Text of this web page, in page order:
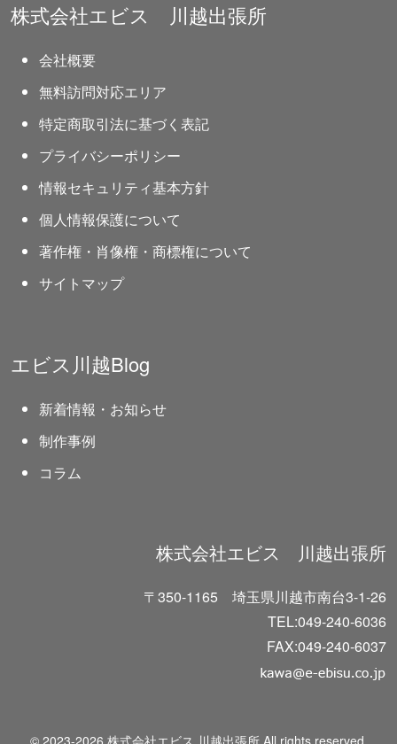
株式会社エビス 川越出張所
会社概要
無料訪問対応エリア
特定商取引法に基づく表記
プライバシーポリシー
情報セキュリティ基本方針
個人情報保護について
著作権・肖像権・商標権について
サイトマップ
エビス川越Blog
新着情報・お知らせ
制作事例
コラム
株式会社エビス 川越出張所
〒350-1165 埼玉県川越市南台3-1-26
TEL:049-240-6036
FAX:049-240-6037